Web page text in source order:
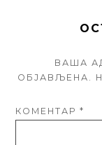
ВАША
ОБЈАВЉЕНА.
КОМЕНТАР*